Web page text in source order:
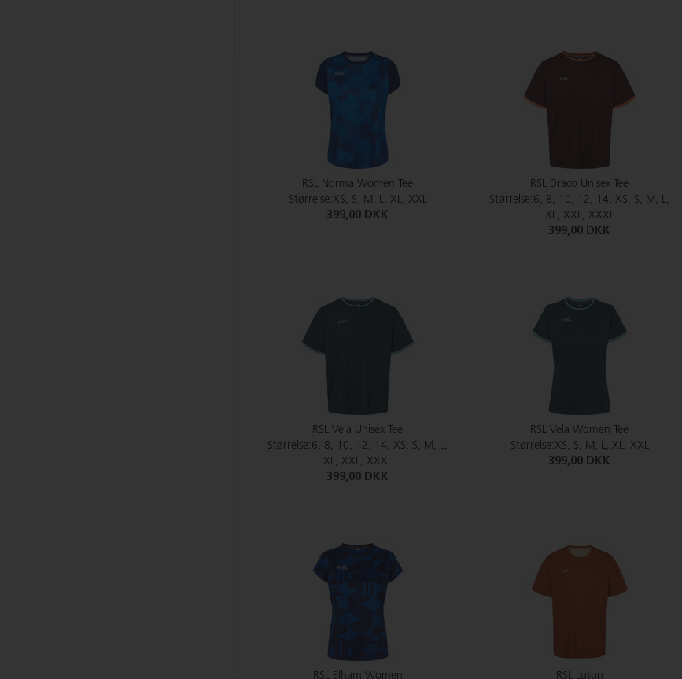
RSL Norma Women Tee
Størrelse:XS, S, M, L, XL, XXL
399,00 DKK
RSL Draco Unisex Tee
Størrelse:6, 8, 10, 12, 14, XS, S, M, L,
XL, XXL, XXXL
399,00 DKK
RSL Vela Unisex Tee
Størrelse:6, 8, 10, 12, 14, XS, S, M, L,
XL, XXL, XXXL
399,00 DKK
RSL Vela Women Tee
Størrelse:XS, S, M, L, XL, XXL
399,00 DKK
RSL Elham Women RSL Luton